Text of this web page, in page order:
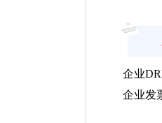
企业
企业发